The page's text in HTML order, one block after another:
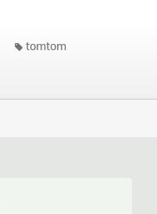
tomtom